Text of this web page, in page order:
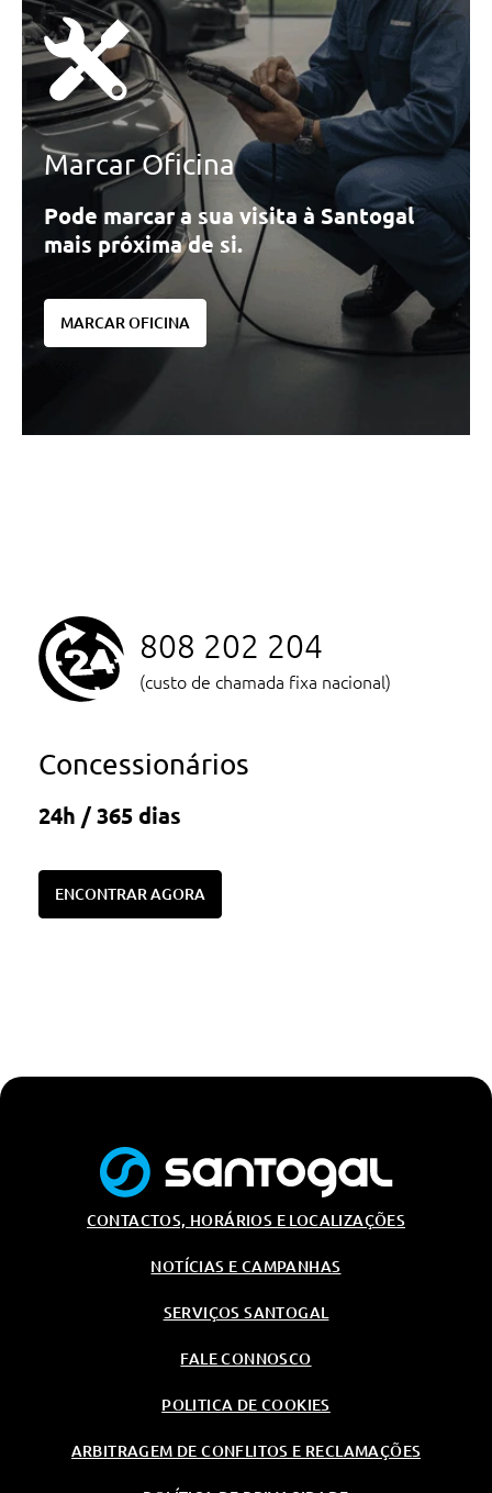
Marcar Oficina
Pode marcar a sua visita à Santogal
mais próxima de si.
MARCAR OFICINA
808 202 204
(custo de chamada fixa nacional)
Concessionários
24h / 365 dias
ENCONTRAR AGORA
CONTACTOS, HORÁRIOS E LOCALIZAÇÕES
NOTÍCIAS E CAMPANHAS
SERVIÇOS SANTOGAL
FALE CONNOSCO
POLITICA DE COOKIES
ARBITRAGEM DE CONFLITOS E RECLAMAÇÕES